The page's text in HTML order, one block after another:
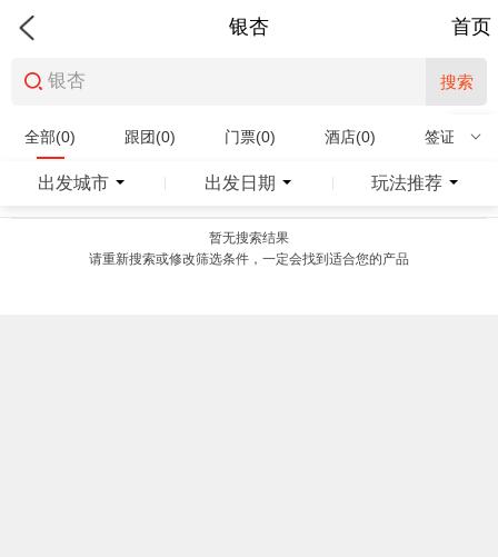
银杏 首页
搜索
全部(0) 跟团(0) 门票(0) 酒店(0) 签证(0)
特产商品(0)
出发城市 出发日期 玩法推荐
暂无搜索结果
请重新搜索或修改筛选条件，一定会找到适合您的产品